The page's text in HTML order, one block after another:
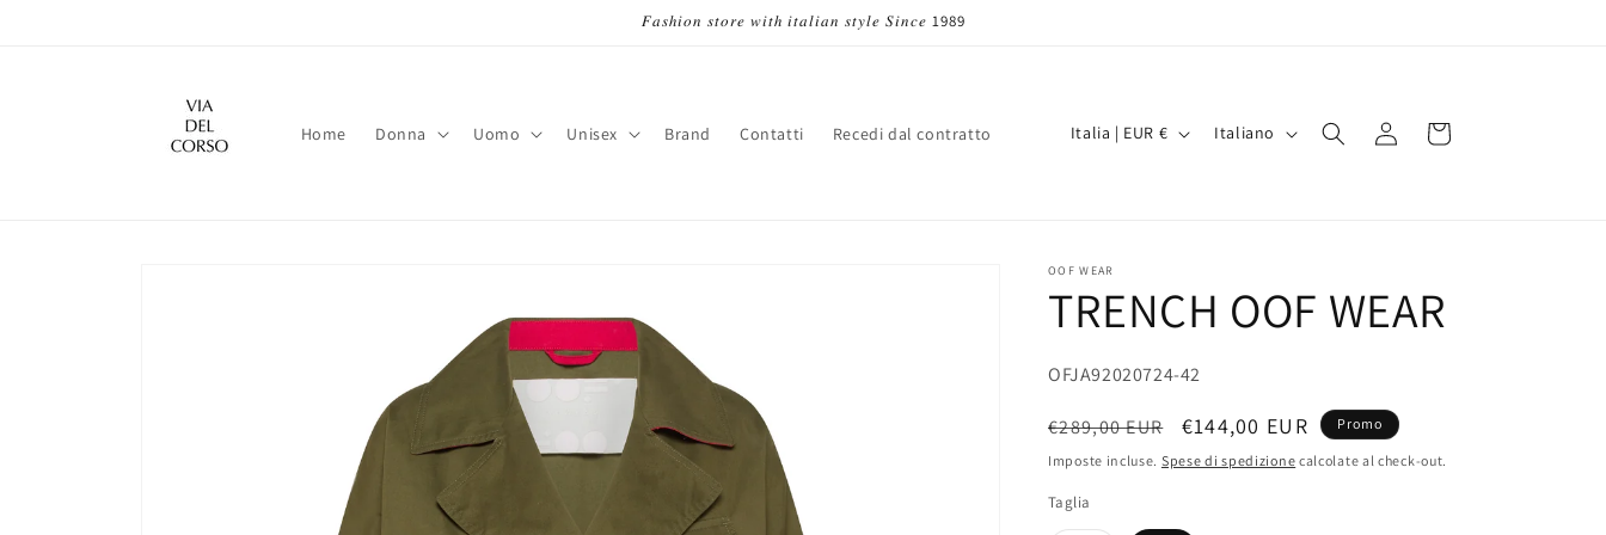
𝐹𝑎𝑠ℎ𝑖𝑜𝑛 𝑠𝑡𝑜𝑟𝑒 𝑤𝑖𝑡ℎ 𝑖𝑡𝑎𝑙𝑖𝑎𝑛 𝑠𝑡𝑦𝑙𝑒 𝑆𝑖𝑛𝑐𝑒 1989
Home Donna Uomo Unisex Brand Contatti Recedi dal contratto
e
/
r
e
a
g
Italia | EUR €
a
Italiano Accedi Carrello
OOF WEAR
TRENCH OOF WEAR
SKU:
OFJA92020724-42
Prezzo
di
listino
€289,00 EUR
Prezzo
scontato
€144,00 EUR Promo
Imposte incluse. Spese di spedizione calcolate al check-out.
Taglia